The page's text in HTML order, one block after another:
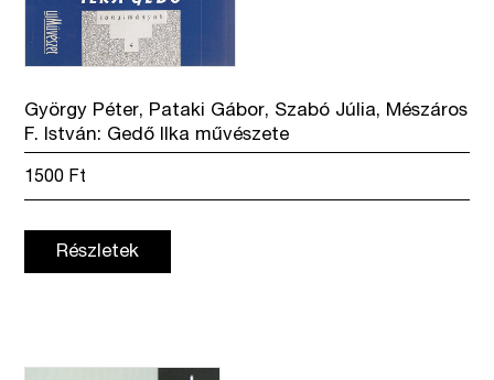
György Péter, Pataki Gábor, Szabó Júlia, Mészáros
F. István: Gedő Ilka művészete
1500 Ft
Részletek